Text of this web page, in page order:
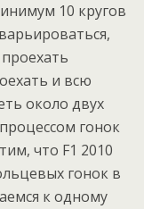
10 кругов
и всю
около двух
гонок
что F1 2010
гонок в
к одному